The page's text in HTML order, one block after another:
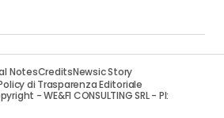
NotesCreditsNewsic Story
di Trasparenza Editoriale
- WE&FI CONSULTING SRL - PI: